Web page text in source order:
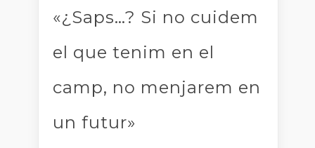
«¿Saps…? Si no cuidem
el que tenim en el
camp, no menjarem en
un futur»